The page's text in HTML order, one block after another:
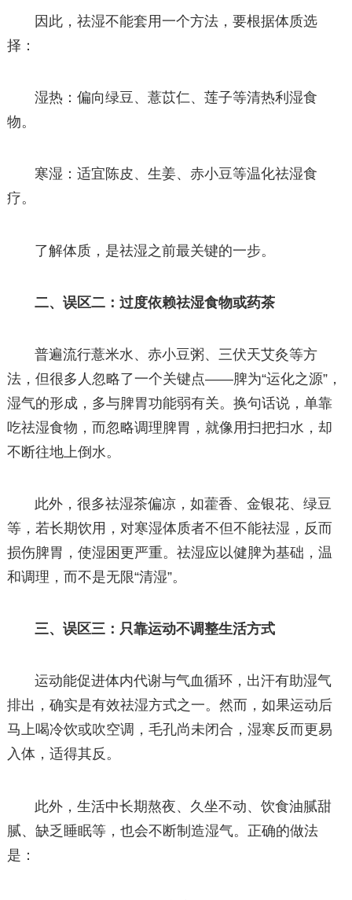
因此，祛湿不能套用一个方法，要根据体质选
择：
湿热：偏向绿豆、薏苡仁、莲子等清热利湿食
物。
寒湿：适宜陈皮、生姜、赤小豆等温化祛湿食
疗。
了解体质，是祛湿之前最关键的一步。
二、误区二：过度依赖祛湿食物或药茶
普遍流行薏米水、赤小豆粥、三伏天艾灸等方
法，但很多人忽略了一个关键点——脾为“运化之源”，
湿气的形成，多与脾胃功能弱有关。换句话说，单靠
吃祛湿食物，而忽略调理脾胃，就像用扫把扫水，却
不断往地上倒水。
此外，很多祛湿茶偏凉，如藿香、金银花、绿豆
等，若长期饮用，对寒湿体质者不但不能祛湿，反而
损伤脾胃，使湿困更严重。祛湿应以健脾为基础，温
和调理，而不是无限“清湿”。
三、误区三：只靠运动不调整生活方式
运动能促进体内代谢与气血循环，出汗有助湿气
排出，确实是有效祛湿方式之一。然而，如果运动后
马上喝冷饮或吹空调，毛孔尚未闭合，湿寒反而更易
入体，适得其反。
此外，生活中长期熬夜、久坐不动、饮食油腻甜
腻、缺乏睡眠等，也会不断制造湿气。正确的做法
是：